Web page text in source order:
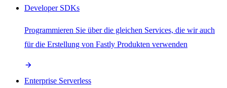
Developer SDKs
Programmieren Sie über die gleichen Services, die wir auch
für die Erstellung von Fastly Produkten verwenden
Enterprise Serverless